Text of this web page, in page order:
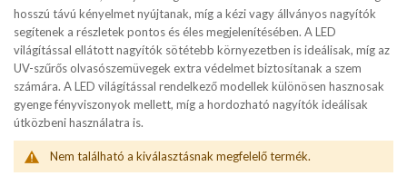
hosszú távú kényelmet nyújtanak, míg a kézi vagy állványos nagyítók
segítenek a részletek pontos és éles megjelenítésében. A LED
világítással ellátott nagyítók sötétebb környezetben is ideálisak, míg az
UV-szűrős olvasószemüvegek extra védelmet biztosítanak a szem
számára. A LED világítással rendelkező modellek különösen hasznosak
gyenge fényviszonyok mellett, míg a hordozható nagyítók ideálisak
útközbeni használatra is.
Nem található a kiválasztásnak megfelelő termék.